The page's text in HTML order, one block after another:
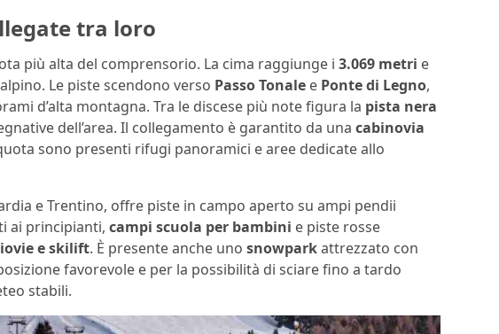
tra loro
più alta del comprensorio. La cima raggiunge i 3.069 metri e
Le piste scendono verso Passo Tonale e Ponte di Legno,
d’alta montagna. Tra le discese più note figura la pista nera
dell’area. Il collegamento è garantito da una cabinovia
sono presenti rifugi panoramici e aree dedicate allo
e Trentino, offre piste in campo aperto su ampi pendii
ai principianti, campi scuola per bambini e piste rosse
e skilift. È presente anche uno snowparkattrezzato con
favorevole e per la possibilità di sciare fino a tardo
stabili.